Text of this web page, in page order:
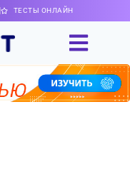
ТЕСТЫ ОНЛАЙН